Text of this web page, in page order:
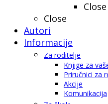
Close
Close
Autori
Informacije
Za roditelje
Knjige za
Priručnici za
Akcije
Komunikacija